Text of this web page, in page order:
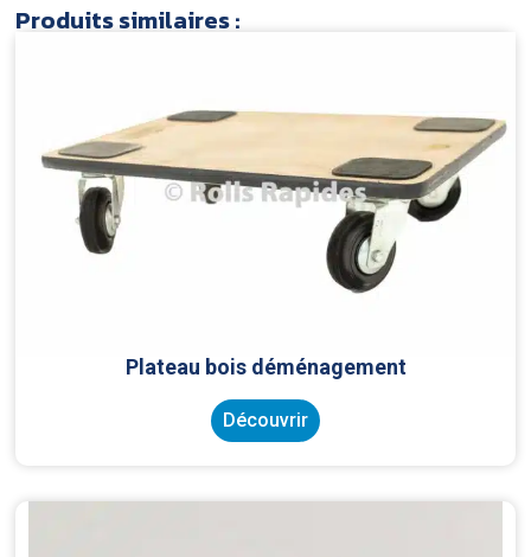
Produits similaires :
Plateau bois déménagement
Découvrir